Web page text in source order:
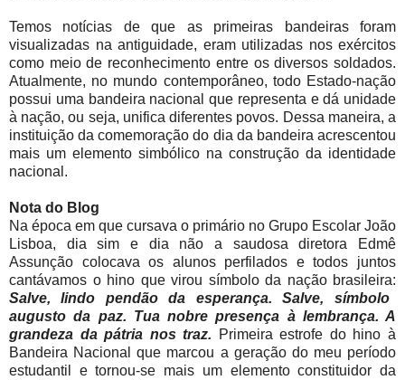
Temos notícias de que as primeiras bandeiras foram
visualizadas na antiguidade, eram utilizadas nos exércitos
como meio de reconhecimento entre os diversos soldados.
Atualmente, no mundo contemporâneo, todo Estado-nação
possui uma bandeira nacional que representa e dá unidade
à nação, ou seja, unifica diferentes povos. Dessa maneira, a
instituição da comemoração do dia da bandeira acrescentou
mais um elemento simbólico na construção da identidade
nacional.
Nota do Blog
Na época em que cursava o primário no Grupo Escolar João
Lisboa, dia sim e dia não a saudosa diretora Edmê
Assunção colocava os alunos perfilados e todos juntos
cantávamos o hino que virou símbolo da nação brasileira:
Salve, lindo pendão da esperança. Salve, símbolo
augusto da paz. Tua nobre presença à lembrança. A
grandeza da pátria nos traz.
Primeira estrofe do hino à
Bandeira Nacional que marcou a geração do meu período
estudantil e tornou-se mais um elemento constituidor da